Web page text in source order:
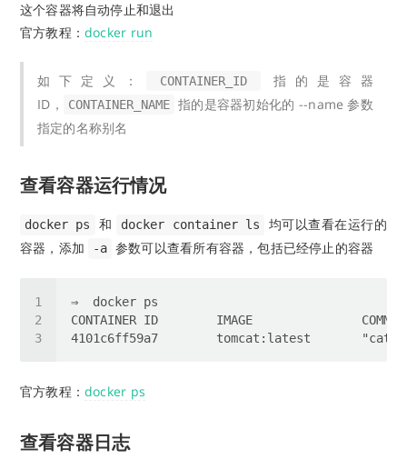
这个容器将自动停止和退出
官方教程：docker run
如下定义： CONTAINER_ID
指的是容器
ID，
CONTAINER_NAME 指的是容器初始化的 --name 参数
指定的名称别名
查看容器运行情况
docker ps 和 docker container ls
均可以查看在运行的
容器，添加
-a 参数可以查看所有容器，包括已经停止的容器
官方教程：docker ps
查看容器日志